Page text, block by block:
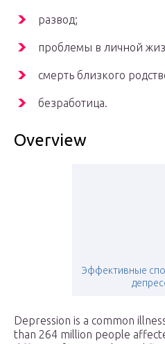
развод;
проблемы в личной
смерть близкого
безработица.
Overview
Эффективные
Depression is a common
than 264 million people